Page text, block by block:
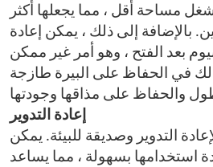
مساحة أقل ، مما يجعلها أكثر
بالإضافة إلى ذلك ، يمكن إعادة
بعد الفتح ، وهو أمر غير ممكن
في الحفاظ على البيرة طازجة
إعادة التدوير
التدوير وصديقة للبيئة. يمكن
استخدامها بسهولة ، مما يساعد